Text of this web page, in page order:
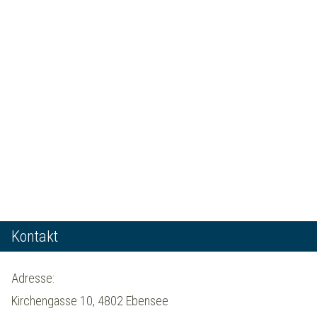
Kontakt
Adresse:
Kirchengasse 10, 4802 Ebensee